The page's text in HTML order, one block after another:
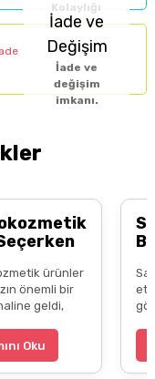
Kolaylığı
İade ve
Değişim
İade ve
değişim
imkanı.
ürünler
önemli bir
geldi,
edinmek, yerli
tercih etmek
Oku
ve